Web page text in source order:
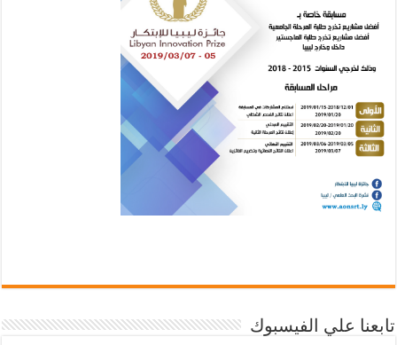
تابعنا علي الفيسبوك